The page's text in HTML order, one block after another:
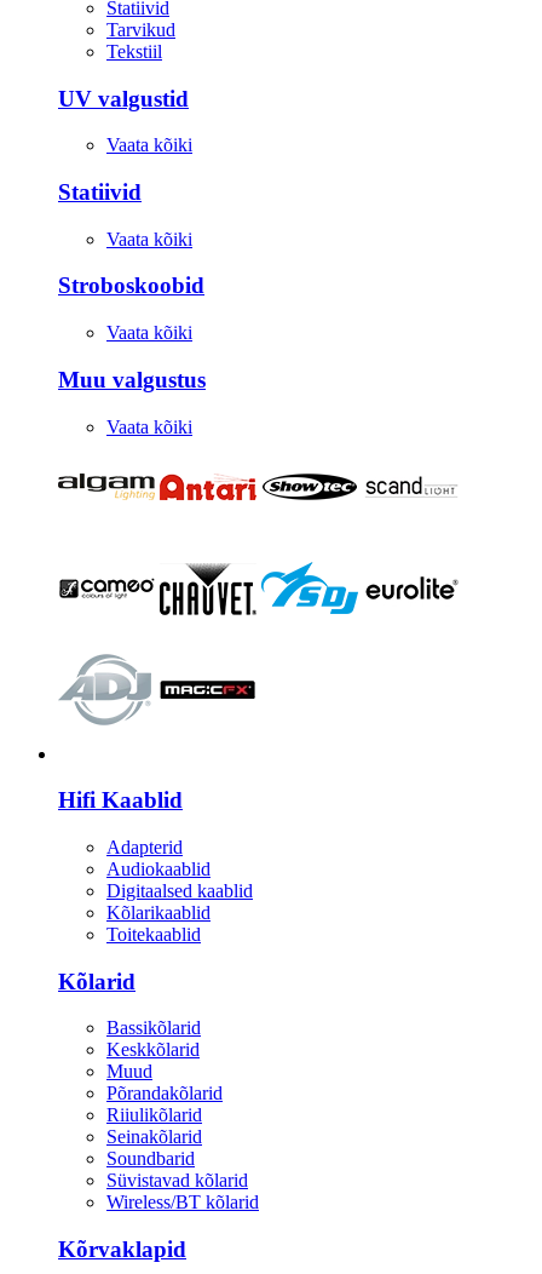
Statiivid
Tarvikud
Tekstiil
UV valgustid
Vaata kõiki
Statiivid
Vaata kõiki
Stroboskoobid
Vaata kõiki
Muu valgustus
Vaata kõiki
Hifi Kaablid
Adapterid
Audiokaablid
Digitaalsed kaablid
Kõlarikaablid
Toitekaablid
Kõlarid
Bassikõlarid
Keskkõlarid
Muud
Põrandakõlarid
Riiulikõlarid
Seinakõlarid
Soundbarid
Süvistavad kõlarid
Wireless/BT kõlarid
Kõrvaklapid